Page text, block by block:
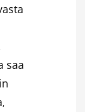
saa